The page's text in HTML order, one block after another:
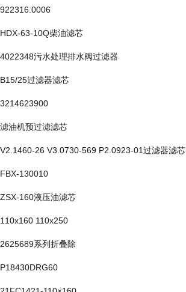
922316.0006
HDX-63-10Q柴油滤芯
4022348污水处理排水阀过滤器
B15/25过滤器滤芯
3214623900
滤油机预过滤滤芯
V2.1460-26 V3.0730-569 P2.0923-01过滤器滤芯
FBX-130010
ZSX-160液压油滤芯
110x160 110x250
2625689系列折叠除
P18430DRG60